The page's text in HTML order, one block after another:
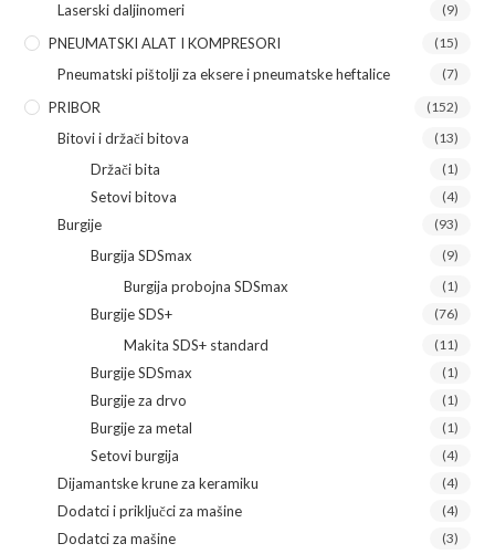
Laserski daljinomeri (9)
PNEUMATSKI ALAT I KOMPRESORI (15)
Pneumatski pištolji za eksere i pneumatske heftalice (7)
PRIBOR (152)
Bitovi i držači bitova (13)
Držači bita (1)
Setovi bitova (4)
Burgije (93)
Burgija SDSmax (9)
Burgija probojna SDSmax (1)
Burgije SDS+ (76)
Makita SDS+ standard (11)
Burgije SDSmax (1)
Burgije za drvo (1)
Burgije za metal (1)
Setovi burgija (4)
Dijamantske krune za keramiku (4)
Dodatci i priključci za mašine (4)
Dodatci za mašine (3)